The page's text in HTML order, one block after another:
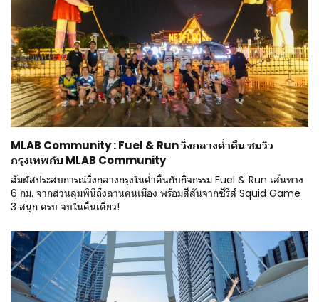
MLAB Community : Fuel & Run วิ่งกลางค่ำคืน ชมวิว
กรุงเทพกับ MLAB Community
สัมผัสประสบการณ์วิ่งกลางกรุงในค่ำคืนกับกิจกรรม Fuel & Run เส้นทาง
6 กม. จากสวนลุมพินีถึงลานคนเมือง พร้อมสีสันจากซีรีส์ Squid Game
3 สนุก ครบ จบในคืนเดียว!